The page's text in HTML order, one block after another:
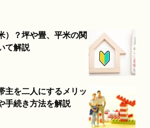
）？坪や畳、平米の関
て解説
主を二人にするメリッ
手続き方法を解説